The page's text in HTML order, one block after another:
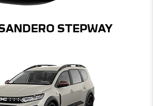
STEPWAY